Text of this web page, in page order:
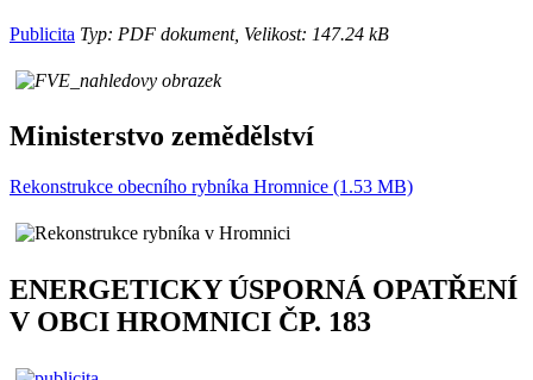
Publicita Typ: PDF dokument, Velikost: 147.24 kB
Ministerstvo zemědělství
Rekonstrukce obecního rybníka Hromnice (1.53 MB)
ENERGETICKY ÚSPORNÁ OPATŘENÍ
V OBCI HROMNICI ČP. 183